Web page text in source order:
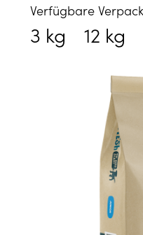
Verfügbare
3 kg 12 kg